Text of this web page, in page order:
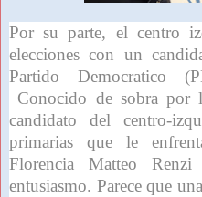
Por su parte, el centro
elecciones con un
Partido Democratico
Conocido de sobra por
candidato del centro-
primarias que le
Florencia Matteo
entusiasmo. Parece que